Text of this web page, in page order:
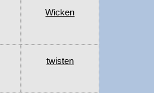
Wicken
twisten